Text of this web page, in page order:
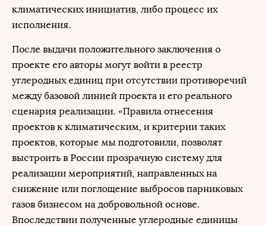
климатических инициатив, либо процесс их
исполнения.
После выдачи положительного заключения о
проекте его авторы могут войти в реестр
углеродных единиц при отсутствии противоречий
между базовой линией проекта и его реального
сценария реализации. «Правила отнесения
проектов к климатическим, и критерии таких
проектов, которые мы подготовили, позволят
выстроить в России прозрачную систему для
реализации мероприятий, направленных на
снижение или поглощение выбросов парниковых
газов бизнесом на добровольной основе.
Впоследствии полученные углеродные единицы